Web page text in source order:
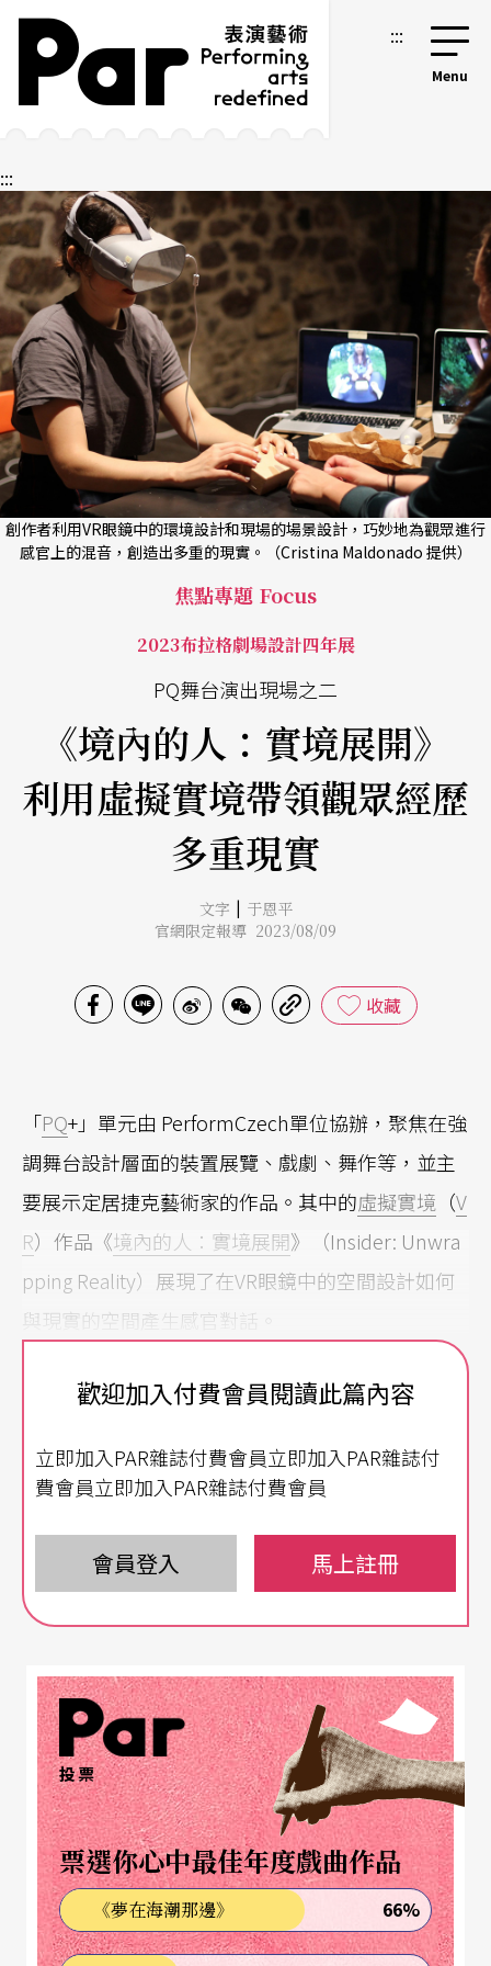
跳到主要內容區塊
網站導覽 :::
:::
創作者利用VR眼鏡中的環境設計和現場的場景設計，巧妙地為觀眾進行
感官上的混音，創造出多重的現實。（Cristina Maldonado 提供）
焦點專題 Focus
2023布拉格劇場設計四年展
PQ舞台演出現場之二
《境內的人：實境展開》
利用虛擬實境帶領觀眾經歷
多重現實
文字 | 于恩平
官網限定報導 2023/08/09
收藏
「PQ+」單元由 PerformCzech單位協辦，聚焦在強
調舞台設計層面的裝置展覽、戲劇、舞作等，並主
要展示定居捷克藝術家的作品。其中的虛擬實境 （V
R）作品《境內的人：實境展開》（Insider: Unwra
pping Reality）展現了在VR眼鏡中的空間設計如何
與現實的空間產生感官對話。
這個一對一的演出由墨西哥裔藝術家Cristina Maldo
a Singh、Eva Rosemarijn、Lea Kukovičič），另有
演員Isa Juchniewicz, Lamija Čehajić。
演出發生在一個公寓，觀眾抵達後會在玄關等待。
表演者帶領我進入室內居家的空間，在一張黑色木
的毛線球放在桌上，並讓我戴上一副DIY的眼鏡。距
離感因為鏡片被扭曲，表演者請我伸手觸碰毛線
球，將它往左推，往右推，最後往她的手中彈過
去。這個小動作不知不覺地讓人習慣了在視覺有些
錯位的情況下，使用觸覺。戴上真正的VR眼鏡後，
在畫面中我看見和桌上一模一樣的藍色毛線球。剛
剛還在「外面」世界的毛線球到了虛擬的世界裡
面。這個小細節卻深刻影響了觀者對空間的認知，
歡迎加入付費會員閱讀此篇內容
立即加入PAR雜誌付費會員立即加入PAR雜誌付
費會員立即加入PAR雜誌付費會員
會員登入 馬上註冊
投票
票選你心中最佳年度戲曲作品
《夢在海潮那邊》 66%